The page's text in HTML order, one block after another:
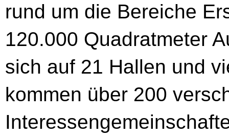
rund um die Bereiche
120.000 Quadratmeter
sich auf 21 Hallen und
kommen über 200